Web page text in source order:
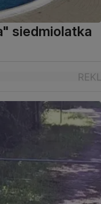
siedmiolatka